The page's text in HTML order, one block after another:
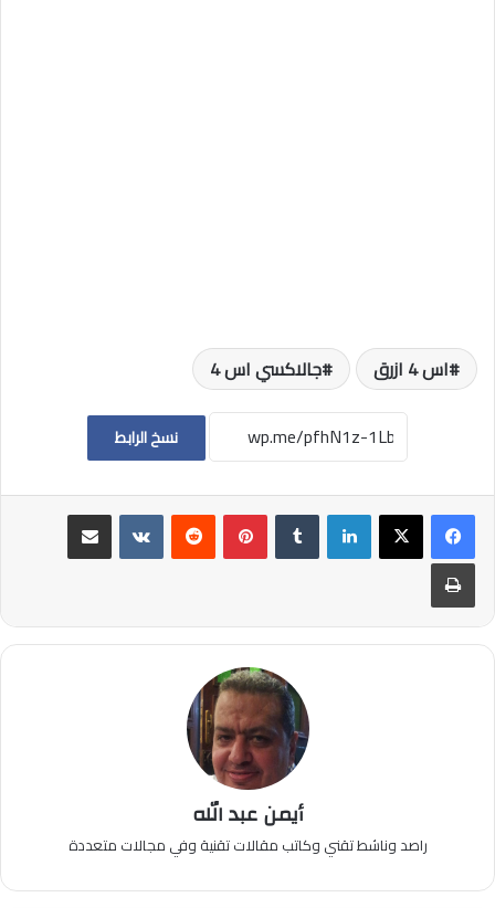
اس 4 ازرق جالاكسي اس 4
نسخ الرابط
لينكدإن بينتيريست
مشاركة عبر البريد
طباعة
أيمن عبد الله
راصد وناشط تقني وكاتب مقالات تقنية وفي مجالات متعددة